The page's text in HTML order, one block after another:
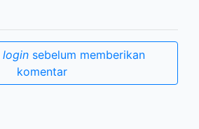
loginsebelum memberikan
komentar